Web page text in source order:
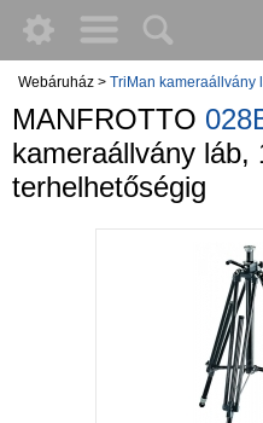
Webáruház > TriMan kameraállvány
MANFROTTO
kameraállvány láb,
terhelhetőségig